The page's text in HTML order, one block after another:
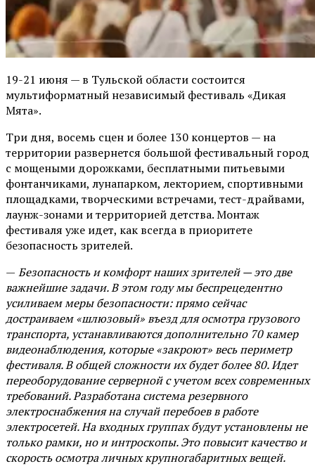
19-21 июня — в Тульской области состоится
мультиформатный независимый фестиваль «Дикая
Мята».
Три дня, восемь сцен и более 130 концертов — на
территории развернется большой фестивальный город
с мощеными дорожками, бесплатными питьевыми
фонтанчиками, лунапарком, лекторием, спортивными
площадками, творческими встречами, тест-драйвами,
лаунж-зонами и территорией детства. Монтаж
фестиваля уже идет, как всегда в приоритете
безопасность зрителей.
— Безопасность и комфорт наших зрителей — это две
важнейшие задачи. В этом году мы беспрецедентно
усиливаем меры безопасности: прямо сейчас
достраиваем «шлюзовый» въезд для осмотра грузового
транспорта, устанавливаются дополнительно 70 камер
видеонаблюдения, которые «закроют» весь периметр
фестиваля. В общей сложности их будет более 80. Идет
переоборудование серверной с учетом всех современных
требований. Разработана система резервного
электроснабжения на случай перебоев в работе
электросетей. На входных группах будут установлены не
только рамки, но и интроскопы. Это повысит качество и
скорость осмотра личных крупногабаритных вещей.